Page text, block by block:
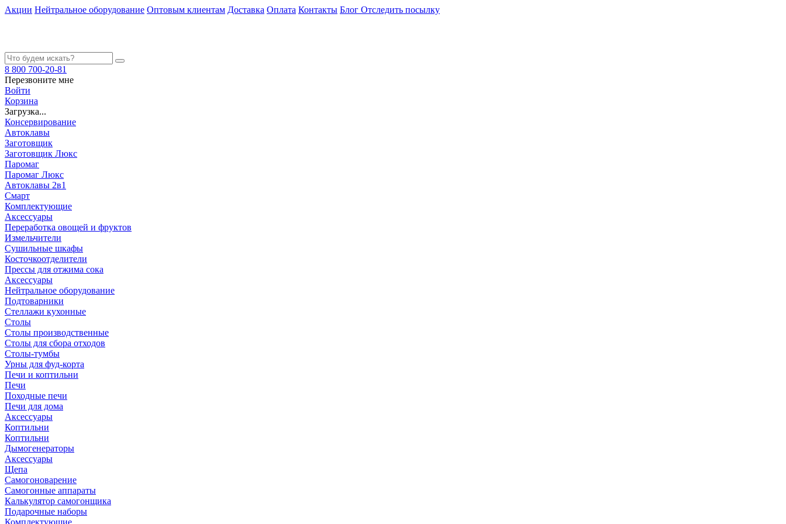
Акции Нейтральное оборудование Оптовым клиентам Доставка Оплата Контакты Блог Отследить посылку
8 800 700-20-81
Перезвоните мне
Войти
Корзина
Загрузка...
Консервирование
Автоклавы
Заготовщик
Заготовщик Люкс
Паромаг
Паромаг Люкс
Автоклавы 2в1
Смарт
Комплектующие
Аксессуары
Переработка овощей и фруктов
Измельчители
Сушильные шкафы
Косточкоотделители
Прессы для отжима сока
Аксессуары
Нейтральное оборудование
Подтоварники
Стеллажи кухонные
Столы
Столы производственные
Столы для сбора отходов
Столы-тумбы
Урны для фуд-корта
Печи и коптильни
Печи
Походные печи
Печи для дома
Аксессуары
Коптильни
Коптильни
Дымогенераторы
Аксессуары
Щепа
Самогоноварение
Самогонные аппараты
Калькулятор самогонщика
Подарочные наборы
Комплектующие